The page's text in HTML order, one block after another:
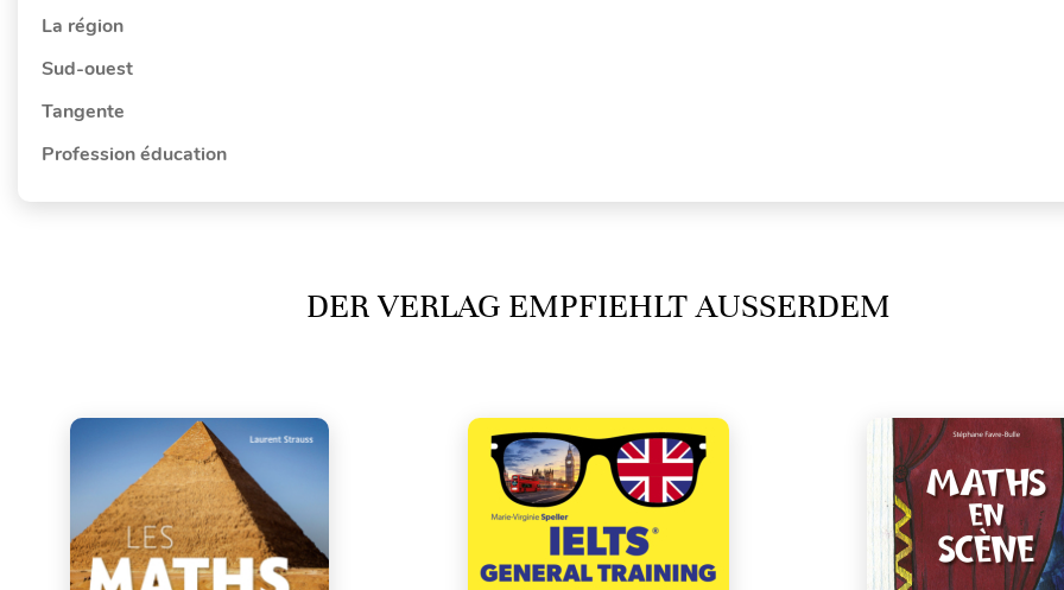
La région
Sud-ouest
Tangente
Profession éducation
DER VERLAG EMPFIEHLT AUSSERDEM